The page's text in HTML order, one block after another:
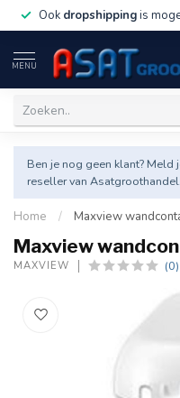
Ook dropshippingis
MENU
Ben je nog geen klant?
reseller van
Home / Maxview
Maxview
MAXVIEW (0)